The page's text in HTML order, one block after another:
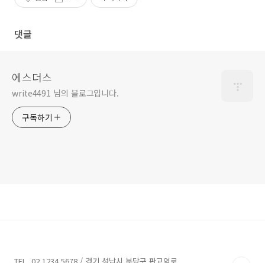
댓글
에스더스
write4491 님의 블로그입니다.
구독하기